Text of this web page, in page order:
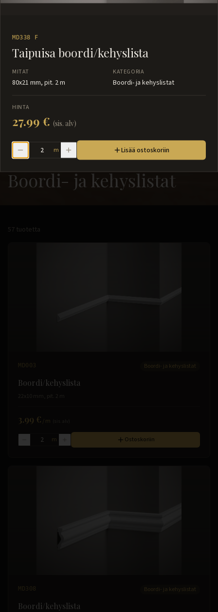
Boordi- ja kehyslistat
57 tuotetta
MD003 Boordi- ja kehyslistat
Boordi/kehyslista
22x10 mm, pit. 2 m
3.99 € /m
m Ostoskoriin
MD308 Boordi- ja kehyslistat
Boordi/kehyslista
MD338 F
Taipuisa boordi/kehyslista
MITAT
80x21 mm, pit. 2 m
KATEGORIA
Boordi- ja kehyslistat
HINTA
27.99 € (sis. alv)
m Lisää ostoskoriin